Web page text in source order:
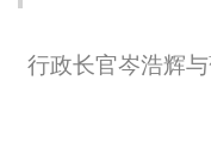
规划（2026-
场咨询会。
行政长官岑浩辉